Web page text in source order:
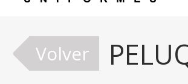
Volver